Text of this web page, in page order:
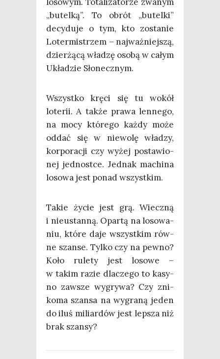
„butel­ką”. To obrót „butel­ki”
decy­du­je o tym, kto zosta­nie
Loter­mi­strzem – naj­waż­niej­szą,
dzier­żą­cą wła­dzę oso­bą w całym
Ukła­dzie Słonecznym.
Wszyst­ko krę­ci się tu wokół
lote­rii. A tak­że pra­wa len­ne­go,
na mocy któ­re­go każ­dy może
oddać się w nie­wo­lę wła­dzy,
kor­po­ra­cji czy wyżej posta­wio­
nej jed­no­st­ce. Jed­nak machi­na
loso­wa jest ponad wszystkim.
Takie życie jest grą. Wiecz­ną
i nie­ustan­ną. Opar­tą na loso­wa­
niu, któ­re daje wszyst­kim rów­
ne szan­se. Tyl­ko czy na pew­no?
Koło rule­ty jest loso­we –
w takim razie dla­cze­go to kasy­
no zawsze wygry­wa? Czy zni­
ko­ma szan­sa na wygra­ną jeden
do iluś miliar­dów jest lep­sza niż
brak szansy?